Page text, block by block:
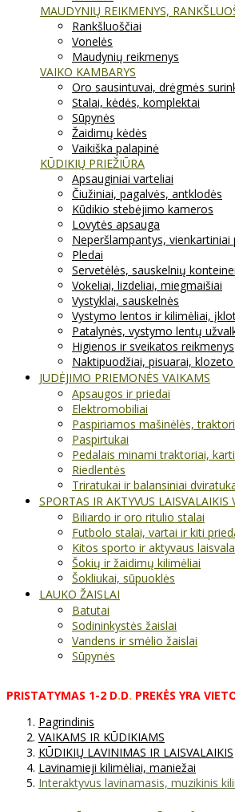
MAUDYNIŲ REIKMENYS,
Rankšluoščiai
Vonelės
Maudynių reikmenys
VAIKO KAMBARYS
Oro sausintuvai, drėgmės
Stalai, kėdės, komplektai
Sūpynės
Žaidimų kėdės
Vaikiška palapinė
KŪDIKIŲ PRIEŽIŪRA
Apsauginiai varteliai
Čiužiniai, pagalvės, antklodės
Kūdikio stebėjimo kameros
Lovytės apsauga
Neperšlampantys, vienkartiniai
Pledai
Servetėlės, sauskelnių
Vokeliai, lizdeliai, miegmaišiai
Vystyklai, sauskelnės
Vystymo lentos ir kilimėliai,
Patalynės, vystymo lentų
Higienos ir sveikatos reikmenys
Naktipuodžiai, pisuarai,
JUDĖJIMO PRIEMONĖS VAIKAMS
Apsaugos ir priedai
Elektromobiliai
Paspiriamos mašinėlės,
Paspirtukai
Pedalais minami traktoriai,
Riedlentės
Triratukai ir balansiniai
SPORTAS IR AKTYVUS LAISVALAIKIS
Biliardo ir oro ritulio stalai
Futbolo stalai, vartai ir kiti
Kitos sporto ir aktyvaus
Šokių ir žaidimų kilimėliai
Šokliukai, sūpuoklės
LAUKO ŽAISLAI
Batutai
Sodininkystės žaislai
Vandens ir smėlio žaislai
Sūpynės
PRISTATYMAS 1-2 D.D. PREKĖS YRA
Pagrindinis
VAIKAMS IR KŪDIKIAMS
KŪDIKIŲ LAVINIMAS IR LAISVALAIKIS
Lavinamieji kilimėliai, maniežai
Interaktyvus lavinamasis, muzikinis